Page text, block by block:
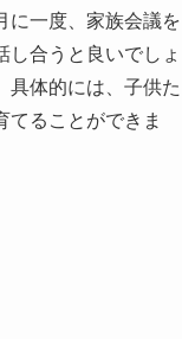
に一度、家族会議を
し合うと良いでしょ
具体的には、子供た
てることができま